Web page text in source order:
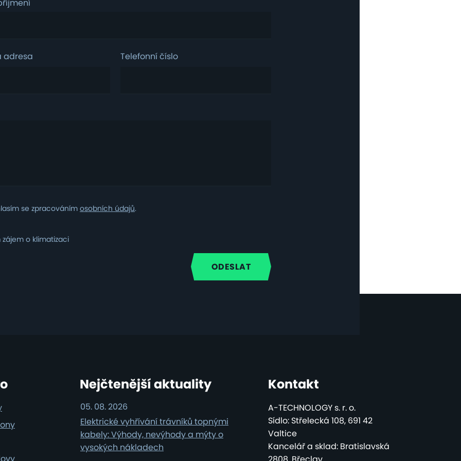
adresa Telefonní číslo
se zpracovánímosobních údajů.
zájem o klimatizaci
Nejčtenější aktuality
Elektrické vyhřívání trávníků topnými
kabely: Výhody, nevýhody a mýty o
vysokých nákladech
05. 08. 2026
Kontakt
A-TECHNOLOGY s. r. o.
Sídlo: Střelecká 108, 691 42
Valtice
Kancelář a sklad: Bratislavská